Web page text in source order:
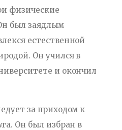
физические
был заядлым
естественной
Он учился в
и окончил
за приходом к
Он был избран в